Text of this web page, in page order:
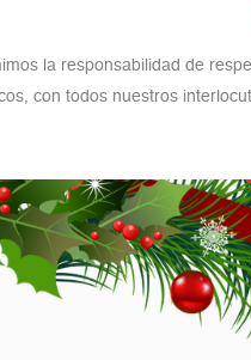
la responsabilidad de
con todos nuestros